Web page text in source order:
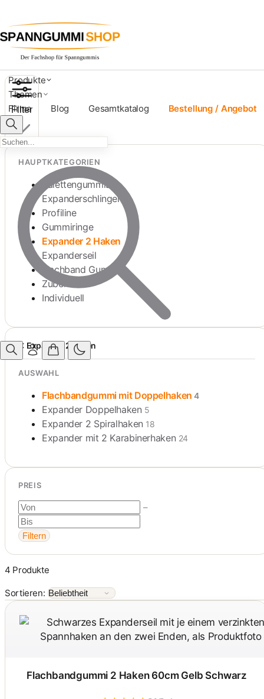
Produkte
Themen
Firma
Blog Gesamtkatalog Bestellung / Angebot
Flachbandgummi mit
Filter
HAUPTKATEGORIEN
Palettengummis
Expanderschlingen
Profiline
Gummiringe
Expander 2 Haken
Expanderseil
Flachband Gummi
Zubehör
Individuell
Expander 2 Haken
AUSWAHL
Flachbandgummi mit Doppelhaken4
Expander Doppelhaken 5
Expander 2 Spiralhaken 18
Expander mit 2 Karabinerhaken 24
PREIS
–
Filtern
4 Produkte
Sortieren:
Flachbandgummi 2 Haken 60cm Gelb Schwarz